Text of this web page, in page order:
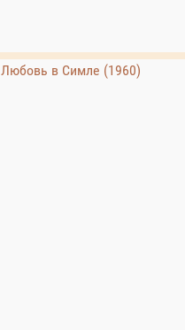
Любовь в Симле (1960)